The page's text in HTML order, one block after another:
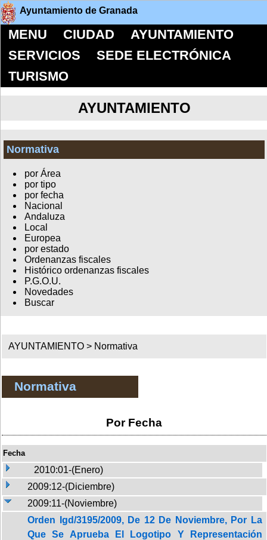
Ayuntamiento de Granada
MENU CIUDAD
AYUNTAMIENTO
SERVICIOS
SEDE ELECTRÓNICA
TURISMO
AYUNTAMIENTO
Normativa
por Área
por tipo
por fecha
Nacional
Andaluza
Local
Europea
por estado
Ordenanzas fiscales
Histórico ordenanzas fiscales
P.G.O.U.
Novedades
Buscar
AYUNTAMIENTO > Normativa
Normativa
Por Fecha
Fecha
2010:01-(Enero)
2009:12-(Diciembre)
2009:11-(Noviembre)
Orden Igd/3195/2009, De 12 De Noviembre, Por La
Que Se Aprueba El Logotipo Y Representación